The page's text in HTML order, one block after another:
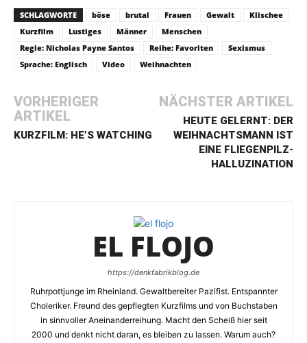
SCHLAGWORTE böse brutal Frauen Gewalt
Klischee
Kurzfilm
Lustiges Männer
Menschen
Regie: Nicholas Payne Santos
Reihe: Favoriten
Sexismus
Sprache: Englisch
Video Weihnachten
VORHERIGER
ARTIKEL
KURZFILM: HE’S WATCHING
NÄCHSTER ARTIKEL
HEUTE GELERNT: DER
WEIHNACHTSMANN IST
EINE FLIEGENPILZ-
HALLUZINATION
EL FLOJO
https://denkfabrikblog.de
Ruhrpottjunge im Rheinland. Gewaltbereiter Pazifist. Entspannter
Choleriker. Freund des gepflegten Kurzfilms und von Buchstaben
in sinnvoller Aneinanderreihung. Macht den Scheiß hier seit
2000 und denkt nicht daran, es bleiben zu lassen. Warum auch?